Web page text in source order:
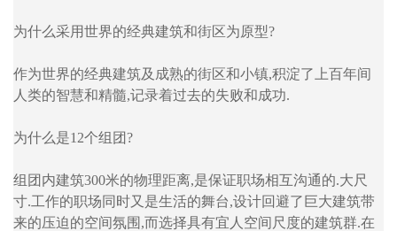
为什么采用世界的经典建筑和街区为原型?
作为世界的经典建筑及成熟的街区和小镇,积淀了上百年间
人类的智慧和精髓,记录着过去的失败和成功.
为什么是12个组团?
组团内建筑300米的物理距离,是保证职场相互沟通的.大尺
寸.工作的职场同时又是生活的舞台,设计回避了巨大建筑带
来的压迫的空间氛围,而选择具有宜人空间尺度的建筑群.在